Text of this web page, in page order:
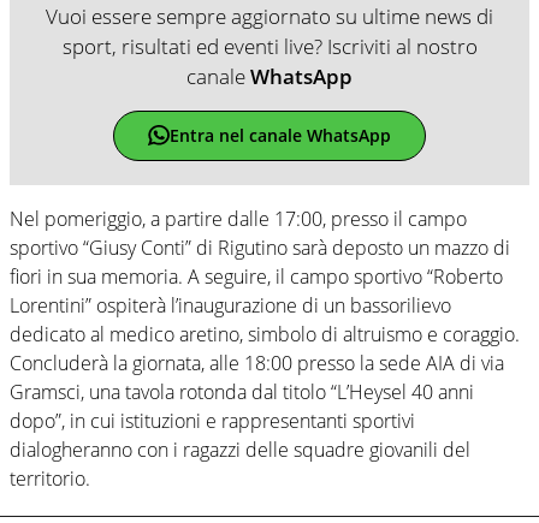
Vuoi essere sempre aggiornato su ultime news di
sport, risultati ed eventi live? Iscriviti al nostro
canaleWhatsApp
Entra nel canale WhatsApp
Nel pomeriggio, a partire dalle 17:00, presso il campo
sportivo “Giusy Conti” di Rigutino sarà deposto un mazzo di
fiori in sua memoria. A seguire, il campo sportivo “Roberto
Lorentini” ospiterà l’inaugurazione di un bassorilievo
dedicato al medico aretino, simbolo di altruismo e coraggio.
Concluderà la giornata, alle 18:00 presso la sede AIA di via
Gramsci, una tavola rotonda dal titolo “L’Heysel 40 anni
dopo”, in cui istituzioni e rappresentanti sportivi
dialogheranno con i ragazzi delle squadre giovanili del
territorio.